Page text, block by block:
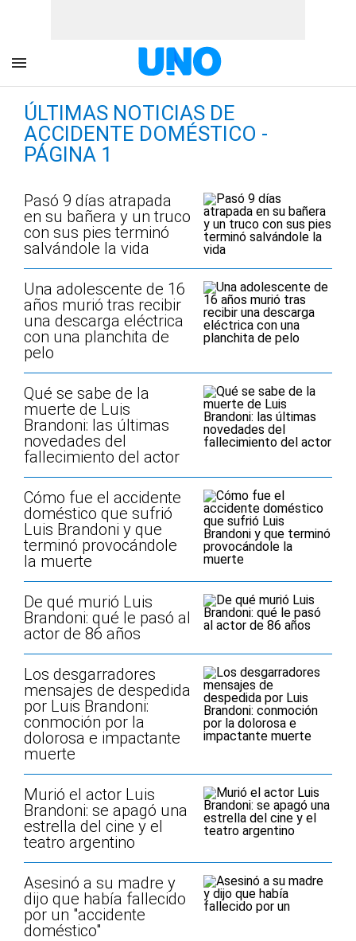
ÚLTIMAS NOTICIAS DE
ACCIDENTE DOMÉSTICO -
PÁGINA 1
Pasó 9 días atrapada
en su bañera y un truco
con sus pies terminó
salvándole la vida
Una adolescente de 16
años murió tras recibir
una descarga eléctrica
con una planchita de
pelo
Qué se sabe de la
muerte de Luis
Brandoni: las últimas
novedades del
fallecimiento del actor
Cómo fue el accidente
doméstico que sufrió
Luis Brandoni y que
terminó provocándole
la muerte
De qué murió Luis
Brandoni: qué le pasó al
actor de 86 años
Los desgarradores
mensajes de despedida
por Luis Brandoni:
conmoción por la
dolorosa e impactante
muerte
Murió el actor Luis
Brandoni: se apagó una
estrella del cine y el
teatro argentino
Asesinó a su madre y
dijo que había fallecido
por un "accidente
doméstico"